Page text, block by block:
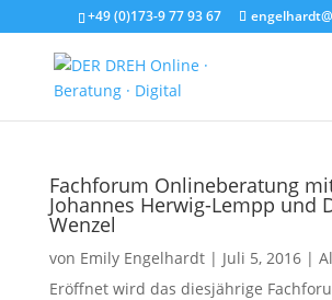
+49 (0)173-9 77 93 67
Fachforum Onlineberatung
Johannes Herwig-Lempp und
Wenzel
von Emily Engelhardt| Juli 5, 2016|
Eröffnet wird das diesjährige